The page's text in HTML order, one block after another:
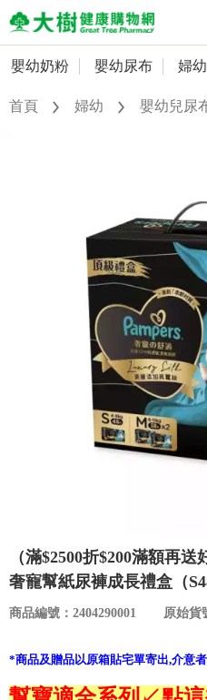
嬰幼奶粉
美容／個人清潔
食品／健康食補
優惠活動
關於我們
合作提案
會員資料及密碼修改
紅利點數查詢
嬰幼奶粉 嬰幼尿布 婦幼
首頁 婦幼 嬰幼兒尿
（滿$2500折$200滿額再送
奢寵幫紙尿褲成長禮盒（
商品編號：2404290001 原始貨
*商品及贈品以原箱貼宅單寄出,介意